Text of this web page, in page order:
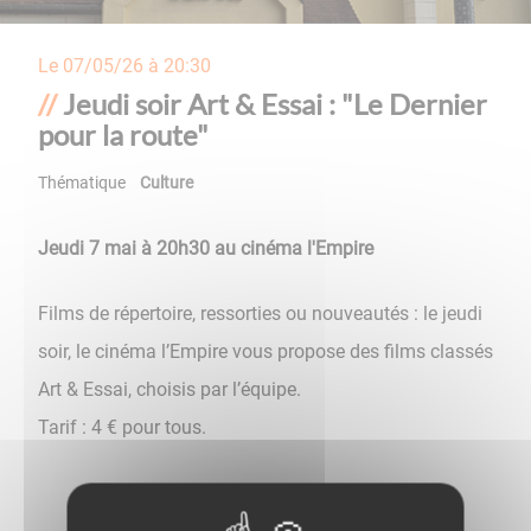
Le 07/05/26 à 20:30
Jeudi soir Art & Essai : "Le Dernier
pour la route"
Thématique Culture
Jeudi 7 mai à 20h30 au cinéma l'Empire
Films de répertoire, ressorties ou nouveautés : le jeudi
soir, le cinéma l’Empire vous propose des films classés
Art & Essai, choisis par l’équipe.
Tarif : 4 € pour tous.